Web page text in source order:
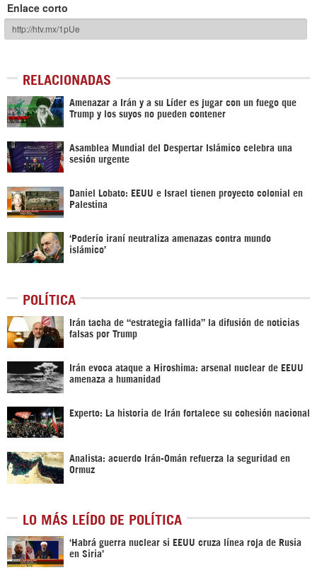
Enlace corto
RELACIONADAS
Amenazar a Irán y a su Líder es jugar con un fuego que
Trump y los suyos no pueden contener
Asamblea Mundial del Despertar Islámico celebra una
sesión urgente
Daniel Lobato: EEUU e Israel tienen proyecto colonial en
Palestina
‘Poderío iraní neutraliza amenazas contra mundo
islámico’
POLÍTICA
Irán tacha de “estrategia fallida” la difusión de noticias
falsas por Trump
Irán evoca ataque a Hiroshima: arsenal nuclear de EEUU
amenaza a humanidad
Experto: La historia de Irán fortalece su cohesión nacional
Analista: acuerdo Irán-Omán refuerza la seguridad en
Ormuz
LO MÁS LEÍDO DE POLÍTICA
‎‘Habrá guerra nuclear si EEUU cruza línea roja de Rusia
en Siria’‎